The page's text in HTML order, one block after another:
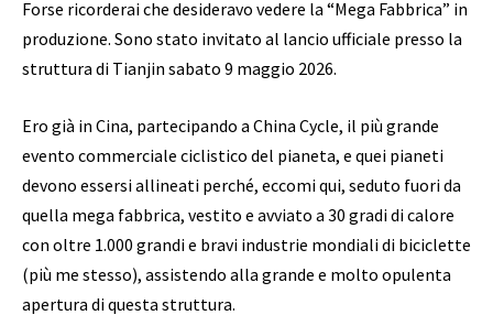
Forse ricorderai che desideravo vedere la “Mega Fabbrica” ​​in
produzione. Sono stato invitato al lancio ufficiale presso la
struttura di Tianjin sabato 9 maggio 2026.
Ero già in Cina, partecipando a China Cycle, il più grande
evento commerciale ciclistico del pianeta, e quei pianeti
devono essersi allineati perché, eccomi qui, seduto fuori da
quella mega fabbrica, vestito e avviato a 30 gradi di calore
con oltre 1.000 grandi e bravi industrie mondiali di biciclette
(più me stesso), assistendo alla grande e molto opulenta
apertura di questa struttura.